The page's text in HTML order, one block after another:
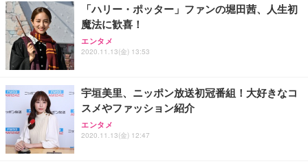
務用 おしゃれ パソコンチェア (ホワイト)
ANDWINT オフィスチェア デスクチェア 肘なし メ
ッシュ 通気性 ランバーサポート付き 腰サポート ガ
ス圧無段階昇降 360度回転 キャスター付き コンパク
【MiniLED/24.5inch/280Hz/FHD】GRAPHT THE S
HOOTER Gaming Monitor 24” Essential ゲーミン
グモニター QD 24.5インチ 1ms FHD 量子ドット 残
アイリスオーヤマ ペットシーツ 超厚型 お徳用 レギ
ュラー 200枚入【Amazon.co.jp限定】
「ハリー・ポッター」ファンの堀田茜、人生初
魔法に歓喜！
エンタメ
2020.11.13(金) 13:53
宇垣美里、ニッポン放送初冠番組！大好きなコ
スメやファッション紹介
エンタメ
2020.11.13(金) 12:47